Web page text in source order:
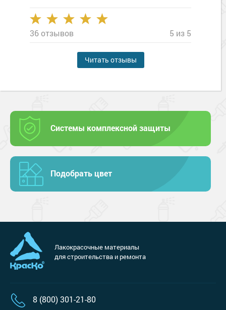
36 отзывов 5 из 5
Читать отзывы
Системы комплексной защиты
Подобрать цвет
Лакокрасочные материалы
для строительства и ремонта
8 (800) 301-21-80